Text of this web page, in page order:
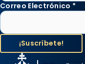
Correo Electrónico *